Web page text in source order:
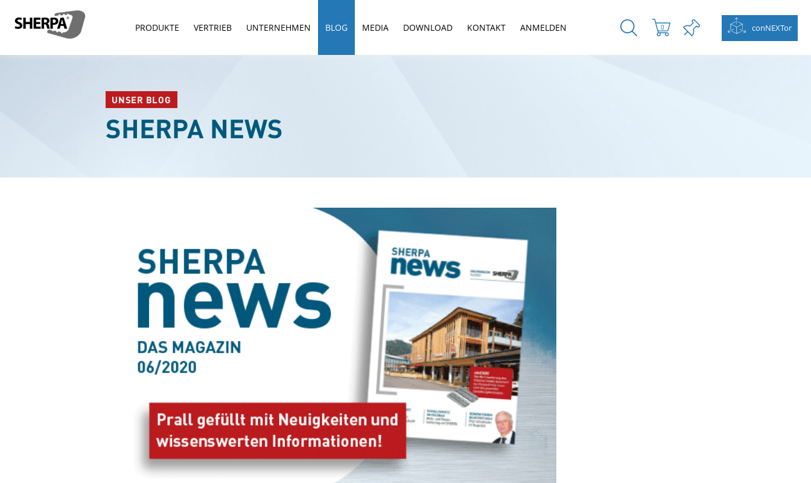
PRODUKTE VERTRIEB UNTERNEHMEN BLOG MEDIA DOWNLOAD KONTAKT ANMELDEN conNEXTor
0
UNSER BLOG
SHERPA NEWS